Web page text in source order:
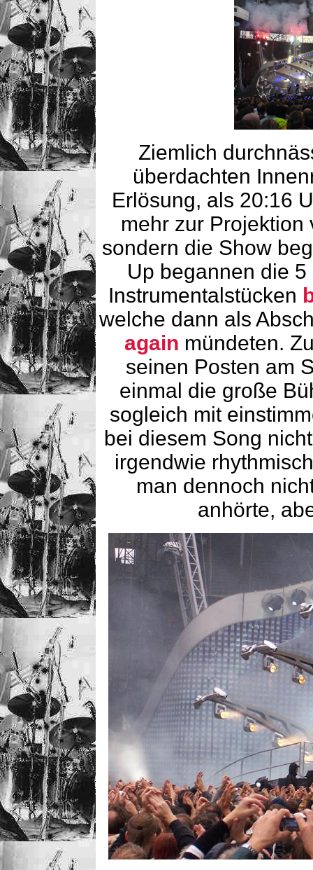
Ziemlich
überdachten
Erlösung, als 20:16
mehr zur Projektion
sondern die Show
Up begannen die
Instrumentalstücken
welche dann als
again mündeten.
seinen Posten am
einmal die große
sogleich mit
bei diesem Song
irgendwie
man dennoch
anhörte,